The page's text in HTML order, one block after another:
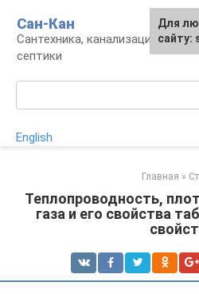
контенту
Сан-Кан
Сантехника, канализация,
септики
English
Главная »
Теплопроводность,
газа и его свойства
Для
сайту: